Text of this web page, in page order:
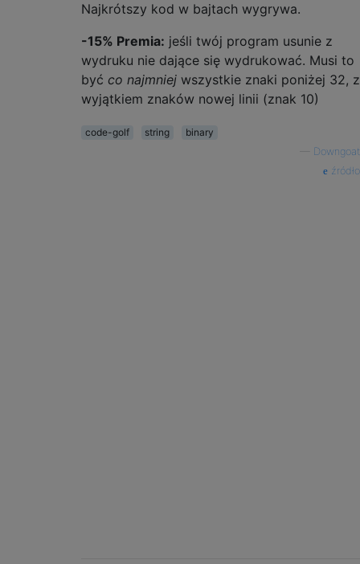
Najkrótszy kod w bajtach wygrywa.
-15% Premia: jeśli twój program usunie z
wydruku nie dające się wydrukować. Musi to
być co najmniej wszystkie znaki poniżej 32, z
wyjątkiem znaków nowej linii (znak 10)
code-golf string
binary
Downgoat
źródło